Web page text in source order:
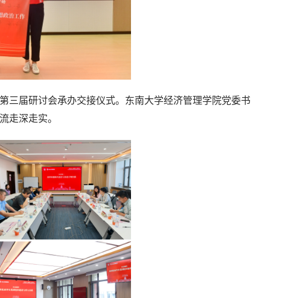
三届研讨会承办交接仪式。东南大学经济管理学院党委书
走深走实。